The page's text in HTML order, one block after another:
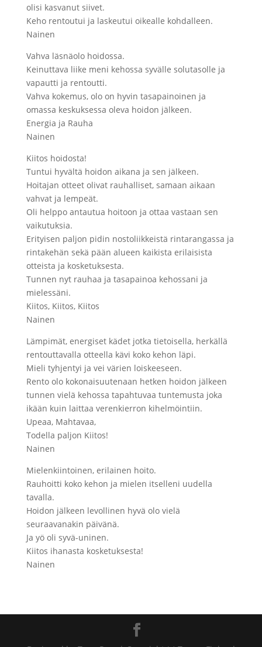
olisi kasvanut siivet.
Keho rentoutui ja laskeutui oikealle kohdalleen.
Nainen
Vahva läsnäolo hoidossa.
Keinuttava liike meni kehossa syvälle solutasolle ja
vapautti ja rentoutti.
Vahva kokemus, olo on hyvin tasapainoinen ja
omassa keskuksessa oleva hoidon jälkeen.
Energia ja Rauha
Nainen
Kiitos hoidosta!
Tuntui hyvältä hoidon aikana ja sen jälkeen.
Hoitajan otteet olivat rauhalliset, samaan aikaan
vahvat ja lempeät.
Oli helppo antautua hoitoon ja ottaa vastaan sen
vaikutuksia.
Erityisen paljon pidin nostoliikkeistä rintarangassa ja
rintakehän sekä pään alueen kaikista erilaisista
otteista ja kosketuksesta.
Tunnen nyt rauhaa ja tasapainoa kehossani ja
mielessäni.
Kiitos, Kiitos, Kiitos
Nainen
Lämpimät, energiset kädet jotka tietoisella, herkällä
rentouttavalla otteella kävi koko kehon läpi.
Mieli tyhjentyi ja vei värien loiskeeseen.
Rento olo kokonaisuutenaan hetken hoidon jälkeen
tunnen vielä kehossa tapahtuvaa tuntemusta joka
ikään kuin laittaa verenkierron kihelmöintiin.
Upeaa, Mahtavaa,
Todella paljon Kiitos!
Nainen
Mielenkiintoinen, erilainen hoito.
Rauhoitti koko kehon ja mielen itselleni uudella
tavalla.
Hoidon jälkeen levollinen hyvä olo vielä
seuraavanakin päivänä.
Ja yö oli syvä-uninen.
Kiitos ihanasta kosketuksesta!
Nainen